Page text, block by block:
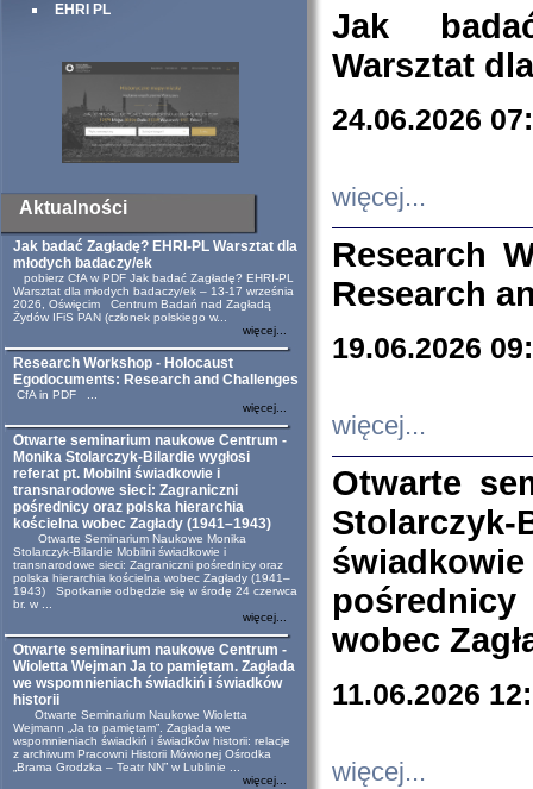
EHRI PL
Aktualności
Jak badać Zagładę? EHRI-PL Warsztat dla
młodych badaczy/ek
pobierz CfA w PDF Jak badać Zagładę? EHRI-PL
Warsztat dla młodych badaczy/ek – 13-17 września
2026, Oświęcim Centrum Badań nad Zagładą
Żydów IFiS PAN (członek polskiego w...
więcej...
Research Workshop - Holocaust
Egodocuments: Research and Challenges
CfA in PDF ...
więcej...
Otwarte seminarium naukowe Centrum -
Monika Stolarczyk-Bilardie wygłosi
referat pt. Mobilni świadkowie i
transnarodowe sieci: Zagraniczni
pośrednicy oraz polska hierarchia
kościelna wobec Zagłady (1941–1943)
Otwarte Seminarium Naukowe Monika
Stolarczyk-Bilardie Mobilni świadkowie i
transnarodowe sieci: Zagraniczni pośrednicy oraz
polska hierarchia kościelna wobec Zagłady (1941–
1943) Spotkanie odbędzie się w środę 24 czerwca
br. w ...
więcej...
Otwarte seminarium naukowe Centrum -
Wioletta Wejman Ja to pamiętam. Zagłada
we wspomnieniach świadkiń i świadków
historii
Otwarte Seminarium Naukowe Wioletta
Wejmann „Ja to pamiętam”. Zagłada we
wspomnieniach świadkiń i świadków historii: relacje
z archiwum Pracowni Historii Mówionej Ośrodka
„Brama Grodzka – Teatr NN” w Lublinie ...
więcej...
Jak
Warsztat
24.06.2026
więcej...
Research
Research
19.06.2026
więcej...
Otwarte
wobec
11.06.2026
więcej...